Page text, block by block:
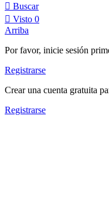
Buscar
Visto 0
Arriba
Por favor, inicie sesión
Registrarse
Crear una cuenta gratuita
Registrarse